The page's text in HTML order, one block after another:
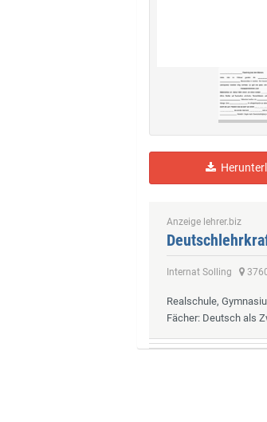
Anzeige lehrer.biz
Internat Solling
Realschule,
Fächer: Deutsch als